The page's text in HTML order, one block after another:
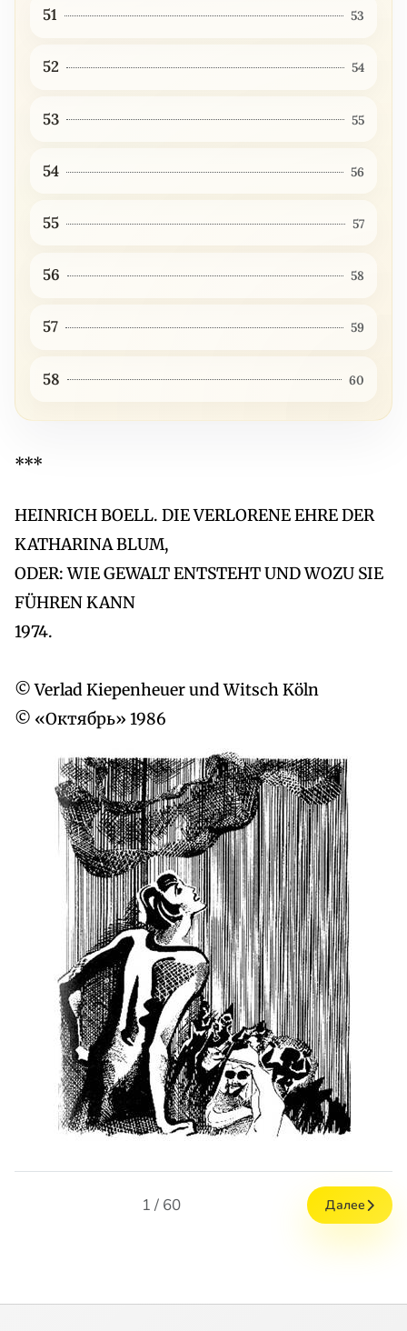
51 53
52 54
53 55
54 56
55 57
56 58
57 59
58 60
***
HEINRICH BOELL. DIE VERLORENE EHRE DER
KATHARINA BLUM,
ODER: WIE GEWALT ENTSTEHT UND WOZU SIE
FÜHREN KANN
1974.
© Verlad Kiepenheuer und Witsch Köln
© «Октябрь» 1986
1 / 60 Далее